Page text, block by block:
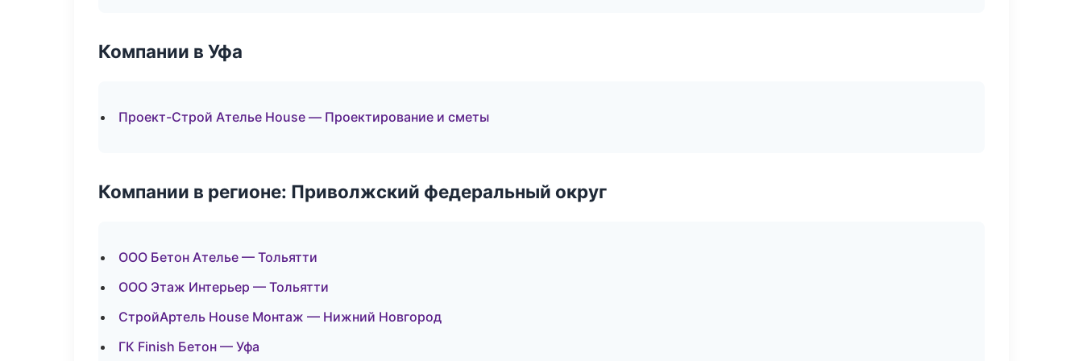
Компании в Уфа
Проект-Строй Ателье House — Проектирование и сметы
Компании в регионе: Приволжский федеральный округ
ООО Бетон Ателье — Тольятти
ООО Этаж Интерьер — Тольятти
СтройАртель House Монтаж — Нижний Новгород
ГК Finish Бетон — Уфа